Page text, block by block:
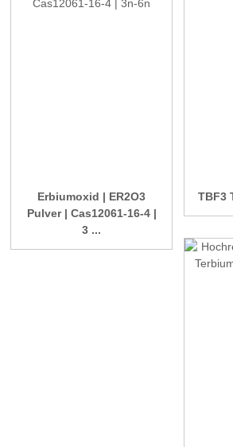
Erbiumoxid | ER2O3
Pulver | Cas12061-16-4 |
3 ...
TBF3